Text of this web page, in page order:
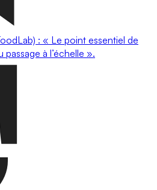
: « Le point essentiel de
à l’échelle ».